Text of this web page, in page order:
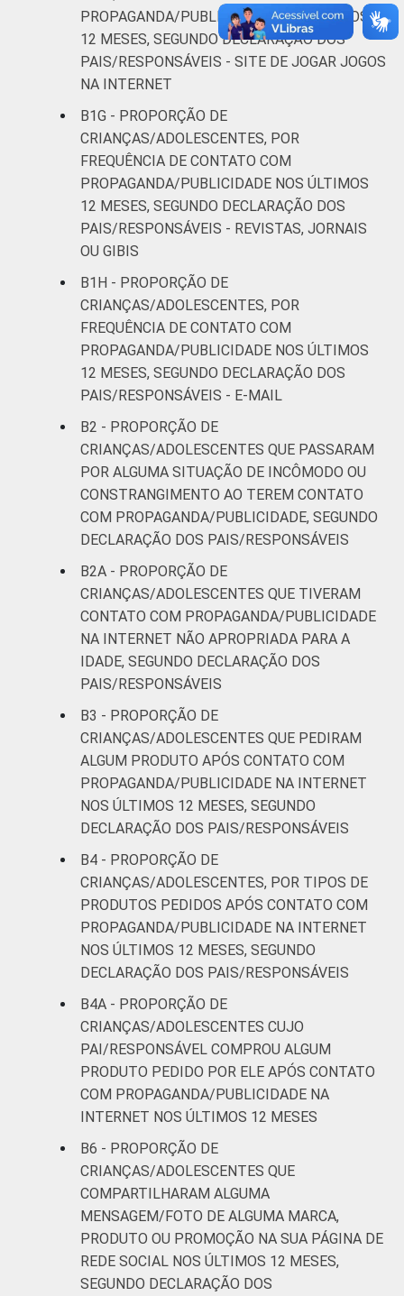
PROPAGANDA/PUBLICIDADE NOS ÚLTIMOS
12 MESES, SEGUNDO DECLARAÇÃO DOS
PAIS/RESPONSÁVEIS - SITE DE JOGAR JOGOS
NA INTERNET
B1G - PROPORÇÃO DE
CRIANÇAS/ADOLESCENTES, POR
FREQUÊNCIA DE CONTATO COM
PROPAGANDA/PUBLICIDADE NOS ÚLTIMOS
12 MESES, SEGUNDO DECLARAÇÃO DOS
PAIS/RESPONSÁVEIS - REVISTAS, JORNAIS
OU GIBIS
B1H - PROPORÇÃO DE
CRIANÇAS/ADOLESCENTES, POR
FREQUÊNCIA DE CONTATO COM
PROPAGANDA/PUBLICIDADE NOS ÚLTIMOS
12 MESES, SEGUNDO DECLARAÇÃO DOS
PAIS/RESPONSÁVEIS - E-MAIL
B2 - PROPORÇÃO DE
CRIANÇAS/ADOLESCENTES QUE PASSARAM
POR ALGUMA SITUAÇÃO DE INCÔMODO OU
CONSTRANGIMENTO AO TEREM CONTATO
COM PROPAGANDA/PUBLICIDADE, SEGUNDO
DECLARAÇÃO DOS PAIS/RESPONSÁVEIS
B2A - PROPORÇÃO DE
CRIANÇAS/ADOLESCENTES QUE TIVERAM
CONTATO COM PROPAGANDA/PUBLICIDADE
NA INTERNET NÃO APROPRIADA PARA A
IDADE, SEGUNDO DECLARAÇÃO DOS
PAIS/RESPONSÁVEIS
B3 - PROPORÇÃO DE
CRIANÇAS/ADOLESCENTES QUE PEDIRAM
ALGUM PRODUTO APÓS CONTATO COM
PROPAGANDA/PUBLICIDADE NA INTERNET
NOS ÚLTIMOS 12 MESES, SEGUNDO
DECLARAÇÃO DOS PAIS/RESPONSÁVEIS
B4 - PROPORÇÃO DE
CRIANÇAS/ADOLESCENTES, POR TIPOS DE
PRODUTOS PEDIDOS APÓS CONTATO COM
PROPAGANDA/PUBLICIDADE NA INTERNET
NOS ÚLTIMOS 12 MESES, SEGUNDO
DECLARAÇÃO DOS PAIS/RESPONSÁVEIS
B4A - PROPORÇÃO DE
CRIANÇAS/ADOLESCENTES CUJO
PAI/RESPONSÁVEL COMPROU ALGUM
PRODUTO PEDIDO POR ELE APÓS CONTATO
COM PROPAGANDA/PUBLICIDADE NA
INTERNET NOS ÚLTIMOS 12 MESES
B6 - PROPORÇÃO DE
CRIANÇAS/ADOLESCENTES QUE
COMPARTILHARAM ALGUMA
MENSAGEM/FOTO DE ALGUMA MARCA,
PRODUTO OU PROMOÇÃO NA SUA PÁGINA DE
REDE SOCIAL NOS ÚLTIMOS 12 MESES,
SEGUNDO DECLARAÇÃO DOS